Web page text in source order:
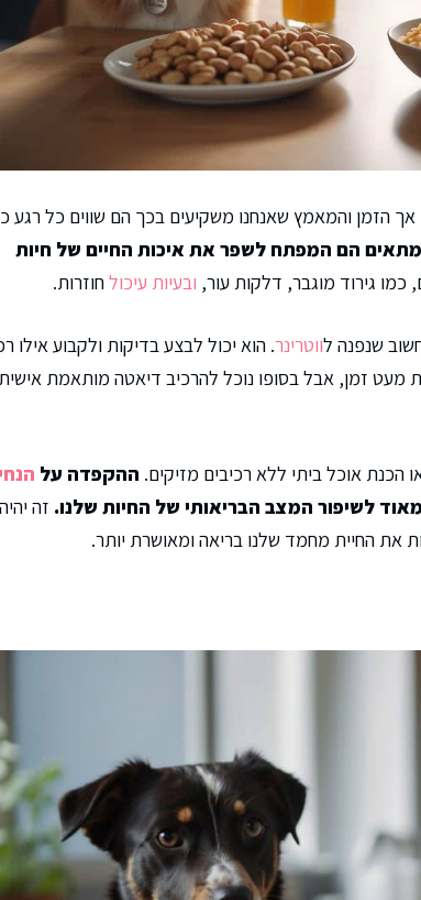
הזמן והמאמץ שאנחנו משקיעים בכך הם שווים כל רגע
המתאים הם המפתח לשפר את איכות החיים של חיות
כמו גירוד מוגבר, דלקות עור, ובעיות עיכולחוזרות.
שנפנה לווטרינר. הוא יכול לבצע בדיקות ולקבוע אילו
מעט זמן, אבל בסופו נוכל להרכיב דיאטה מותאמת אישית
הכנת אוכל ביתי ללא רכיבים מזיקים. ההקפדה על
לשיפור המצב הבריאותי של החיות שלנו. זה
החיית מחמד שלנו בריאה ומאושרת יותר.